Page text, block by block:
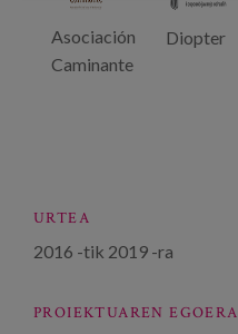
Asociación
Caminante
Diopter
URTEA
2016 -tik 2019 -ra
PROIEKTUAREN EGOERA